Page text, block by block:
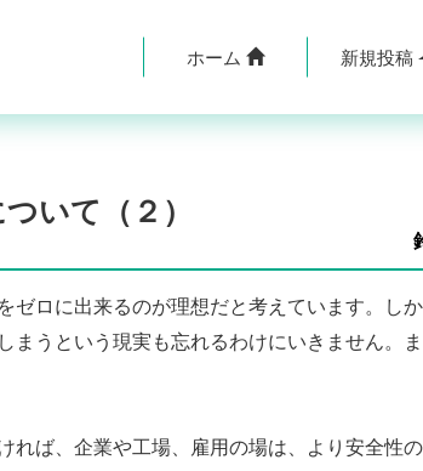
ホーム 新規投稿
いて（２）
ロに出来るのが理想だと考えています。し
まうという現実も忘れるわけにいきません。
ば、企業や工場、雇用の場は、より安全性